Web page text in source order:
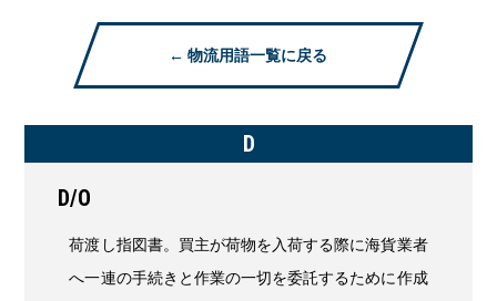
D
D/O
荷渡し指図書。買主が荷物を入荷する際に海貨業者
へ一連の手続きと作業の一切を委託するために作成